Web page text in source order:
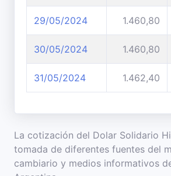
29/05/2024 1.460,80
30/05/2024 1.460,80
31/05/2024 1.462,40
La cotización del Dolar Solidario
tomada de diferentes fuentes del
cambiario y medios informativos